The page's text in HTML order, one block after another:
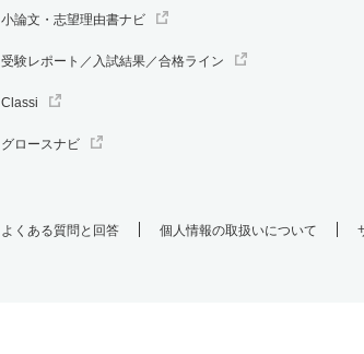
小論文・志望理由書ナビ
受験レポート／入試結果／合格ライン
Classi
グロースナビ
よくある質問と回答 個人情報の取扱いについて